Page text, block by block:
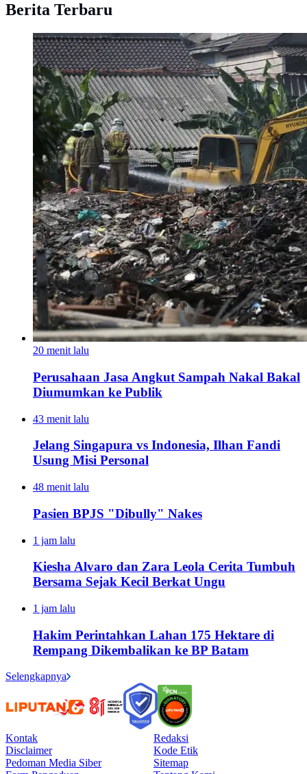
Berita Terbaru
20 menit lalu
Perusahaan Jasa Angkut Sampah Nakal Bakal
Diumumkan ke Publik
43 menit lalu
Jelang Singapura vs Indonesia, Ilhan Fandi
Usung Misi Personal
48 menit lalu
Pasien BPJS "Dibully" Nakes
1 jam lalu
Kiesha Alvaro dan Zara Leola Cerita Tumbuh
Bersama Sejak Kecil Berkat Ungu
1 jam lalu
Hakim Perintahkan Lahan 175 Hektare di
Rempang Dikembalikan ke BP Batam
Selengkapnya
Kontak
Redaksi
Disclaimer
Kode Etik
Pedoman Media Siber
Sitemap